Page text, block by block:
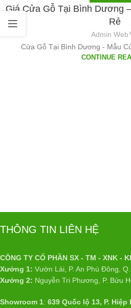
Giá Cửa Gỗ Tại Bình Dương
Rẻ
Admin Web
Cửa Gỗ Tại Bình Dương - Mẫu
CONTINUE
THÔNG TIN LIÊN HỆ
CÔNG TY CỔ PHẦN SX - TM - XNK -
Xưởng 1: Vườn Lài, P. An Phú Đông,
Xưởng 2: Nguyễn Tri Phương, P. Bửu
Showroom 1: 639 Quốc lộ 13, P.